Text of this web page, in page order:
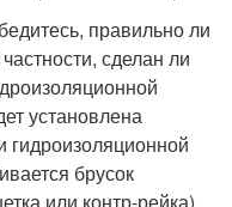
правильно ли
сделан ли
установлена
гидроизоляционной
брусок